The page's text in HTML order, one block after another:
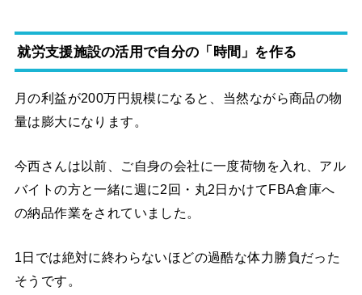
就労支援施設の活用で自分の「時間」を作る
月の利益が200万円規模になると、当然ながら商品の物
量は膨大になります。
今西さんは以前、ご自身の会社に一度荷物を入れ、アル
バイトの方と一緒に週に2回・丸2日かけてFBA倉庫へ
の納品作業をされていました。
1日では絶対に終わらないほどの過酷な体力勝負だった
そうです。